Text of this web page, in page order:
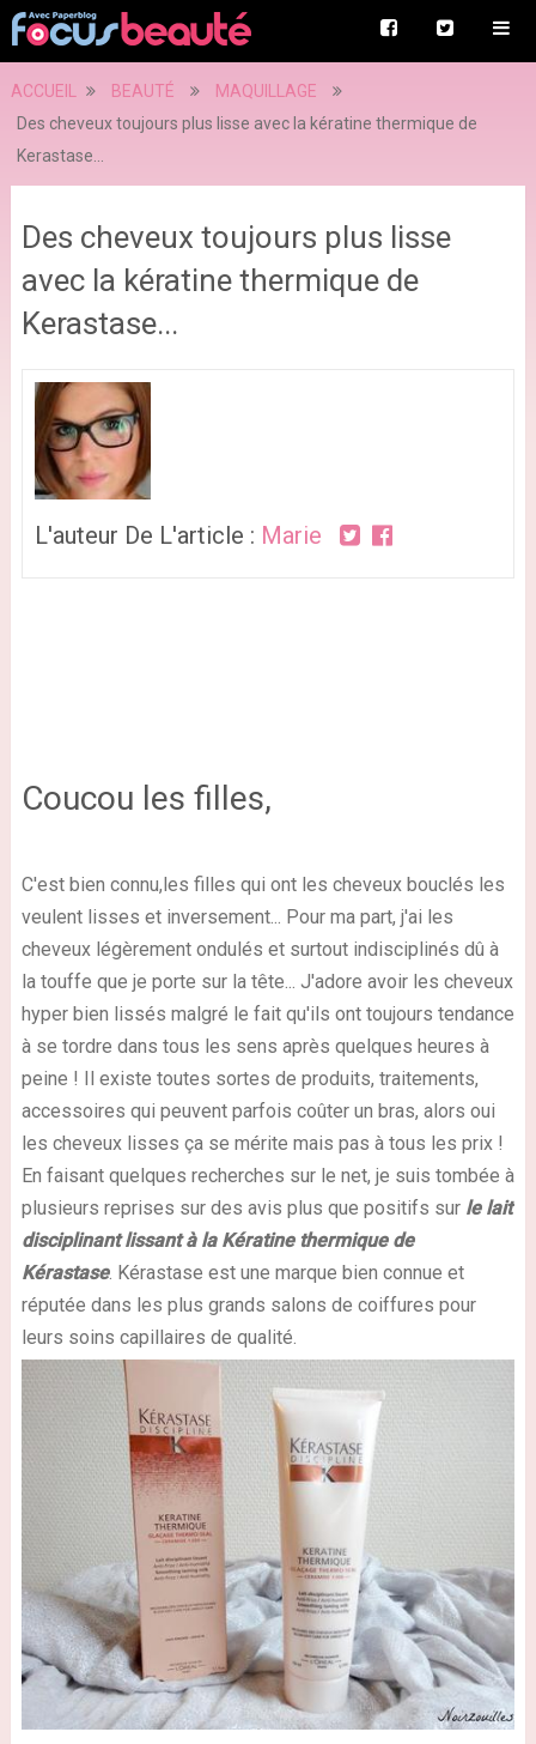
ACCUEIL BEAUTÉ
MAQUILLAGE
Des cheveux toujours plus lisse avec la kératine thermique de
Kerastase...
Des cheveux toujours plus lisse
avec la kératine thermique de
Kerastase...
L'auteur De L'article : Marie
Coucou les filles,
C'est bien connu,les filles qui ont les cheveux bouclés les
veulent lisses et inversement... Pour ma part, j'ai les
cheveuxlégèrement ondulés et surtout indisciplinés dû à
la touffe que je porte sur la tête... J'adore avoir les cheveux
hyper bien lissés malgré le fait qu'ils ont toujours tendance
à se tordre dans tous les sens après quelques heures à
peine ! Il existe toutes sortes de produits, traitements,
accessoires qui peuvent parfois coûter un bras, alors oui
les cheveux lisses ça se mérite mais pas à tous les prix !
En faisant quelques recherches sur le net, je suis tombée à
plusieurs reprises sur des avis plus que positifs sur le lait
disciplinant lissant à la Kératine thermique de
Kérastase. Kérastase est une marque bien connue et
réputée dans les plus grands salons de coiffures pour
leurs soins capillaires de qualité.